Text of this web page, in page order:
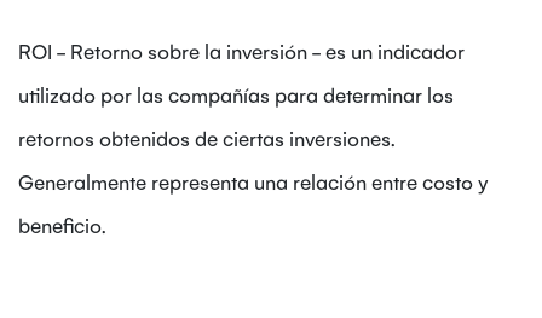
ROI - Retorno sobre la inversión - es un indicador
utilizado por las compañías para determinar los
retornos obtenidos de ciertas inversiones.
Generalmente representa una relación entre costo y
beneficio.